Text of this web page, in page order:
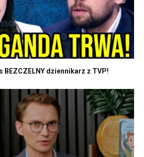
BEZCZELNY dziennikarz z TVP!